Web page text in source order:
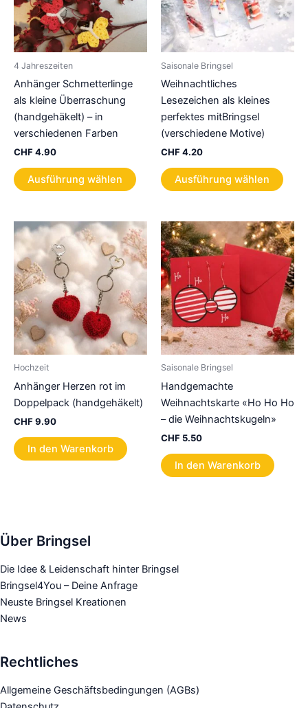
4 Jahreszeiten
Anhänger Schmetterlinge
als kleine Überraschung
(handgehäkelt) – in
verschiedenen Farben
CHF4.90
Ausführung wählen
Dieses
Produkt
mehrere
Varianten
auf.
Die
Optionen
können
auf
der
Produktseite
gewählt
werden
Saisonale Bringsel
Weihnachtliches
Lesezeichen als kleines
perfektes mitBringsel
(verschiedene Motive)
CHF4.20
Ausführung wählen
auf.
Die
auf
der
Hochzeit
Anhänger Herzen rot im
Doppelpack (handgehäkelt)
CHF9.90
In den Warenkorb
Saisonale Bringsel
Handgemachte
Weihnachtskarte «Ho Ho Ho
– die Weihnachtskugeln»
CHF 5.50
In den Warenkorb
Über Bringsel
Die Idee & Leidenschaft hinter Bringsel
Bringsel4You – Deine Anfrage
Neuste Bringsel Kreationen
News
Rechtliches
Allgemeine Geschäftsbedingungen (AGBs)